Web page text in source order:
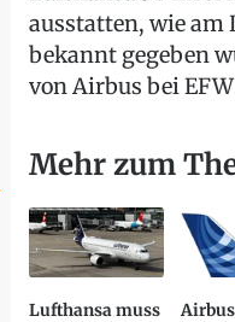
ausstatten, wie am
bekannt gegeben
von Airbus bei
Mehr zum
Lufthansa muss